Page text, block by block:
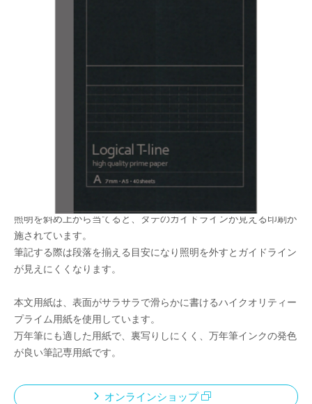
般横罫ノート」
にならないガイドラインです。
照明を斜め上から当てると、タテのガイドラインが見える印刷が
施されています。
筆記する際は段落を揃える目安になり照明を外すとガイドライン
が見えにくくなります。
本文用紙は、表面がサラサラで滑らかに書けるハイクオリティー
プライム用紙を使用しています。
万年筆にも適した用紙で、裏写りしにくく、万年筆インクの発色
が良い筆記専用紙です。
オンラインショップ